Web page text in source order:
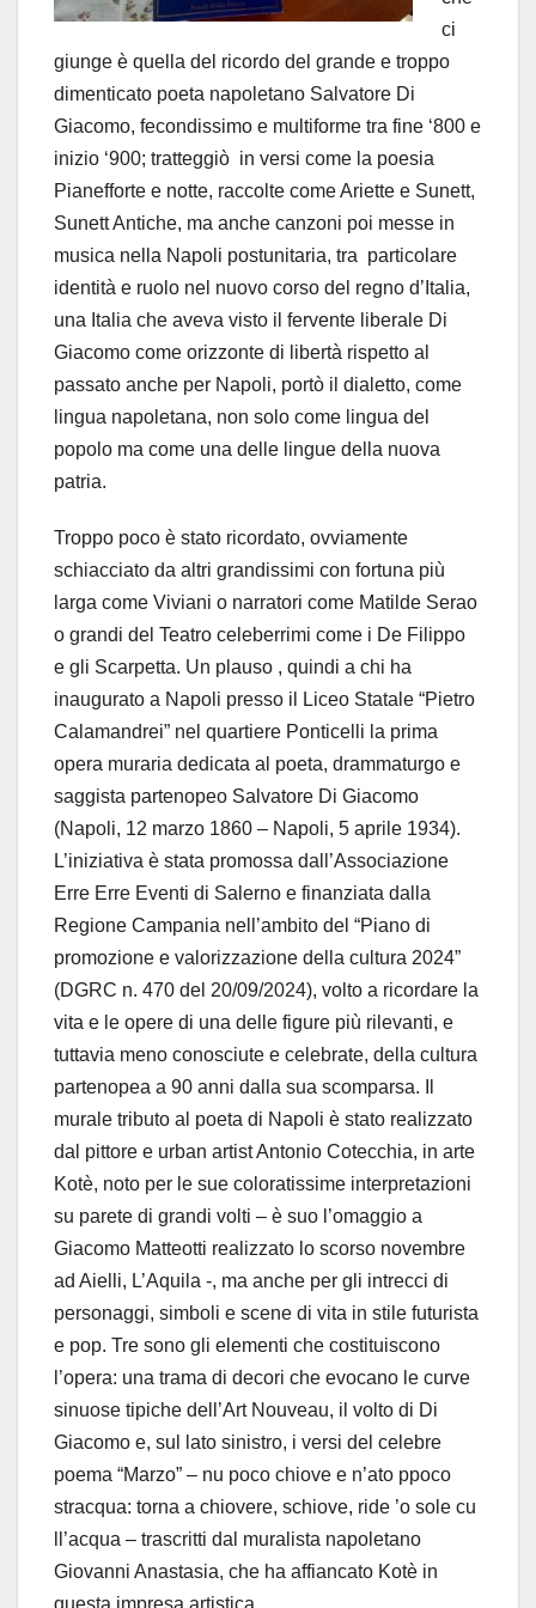
ci
giunge è quella del ricordo del grande e troppo
dimenticato poeta napoletano Salvatore Di
Giacomo, fecondissimo e multiforme tra fine ‘800 e
inizio ‘900; tratteggiò in versi come la poesia
Pianefforte e notte, raccolte come Ariette e Sunett,
Sunett Antiche, ma anche canzoni poi messe in
musica nella Napoli postunitaria, tra particolare
identità e ruolo nel nuovo corso del regno d’Italia,
una Italia che aveva visto il fervente liberale Di
Giacomo come orizzonte di libertà rispetto al
passato anche per Napoli, portò il dialetto, come
lingua napoletana, non solo come lingua del
popolo ma come una delle lingue della nuova
patria.
Troppo poco è stato ricordato, ovviamente
schiacciato da altri grandissimi con fortuna più
larga come Viviani o narratori come Matilde Serao
o grandi del Teatro celeberrimi come i De Filippo
e gli Scarpetta. Un plauso , quindi a chi ha
inaugurato a Napoli presso il Liceo Statale “Pietro
Calamandrei” nel quartiere Ponticelli la prima
opera muraria dedicata al poeta, drammaturgo e
saggista partenopeo Salvatore Di Giacomo
(Napoli, 12 marzo 1860 – Napoli, 5 aprile 1934).
L’iniziativa è stata promossa dall’Associazione
Erre Erre Eventi di Salerno e finanziata dalla
Regione Campania nell’ambito del “Piano di
promozione e valorizzazione della cultura 2024”
(DGRC n. 470 del 20/09/2024), volto a ricordare la
vita e le opere di una delle figure più rilevanti, e
tuttavia meno conosciute e celebrate, della cultura
partenopea a 90 anni dalla sua scomparsa. Il
murale tributo al poeta di Napoli è stato realizzato
dal pittore e urban artist Antonio Cotecchia, in arte
Kotè, noto per le sue coloratissime interpretazioni
su parete di grandi volti – è suo l’omaggio a
Giacomo Matteotti realizzato lo scorso novembre
ad Aielli, L’Aquila -, ma anche per gli intrecci di
personaggi, simboli e scene di vita in stile futurista
e pop. Tre sono gli elementi che costituiscono
l’opera: una trama di decori che evocano le curve
sinuose tipiche dell’Art Nouveau, il volto di Di
Giacomo e, sul lato sinistro, i versi del celebre
poema “Marzo” – nu poco chiove e n’ato ppoco
stracqua: torna a chiovere, schiove, ride ’o sole cu
ll’acqua – trascritti dal muralista napoletano
Giovanni Anastasia, che ha affiancato Kotè in
questa impresa artistica.